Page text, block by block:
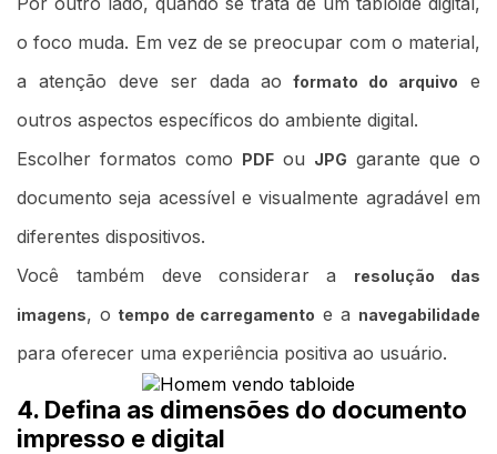
o foco muda. Em vez de se preocupar com o material,
a atenção deve ser dada ao
formato do arquivo
e
outros aspectos específicos do ambiente digital.
Escolher formatos como PDF ou JPG garante que o
documento seja acessível e visualmente agradável em
diferentes dispositivos.
Você também deve considerar a
resolução das
imagens, o tempo de carregamento e a navegabilidade
para oferecer uma experiência positiva ao usuário.
4. Defina as dimensões do documento
impresso e digital